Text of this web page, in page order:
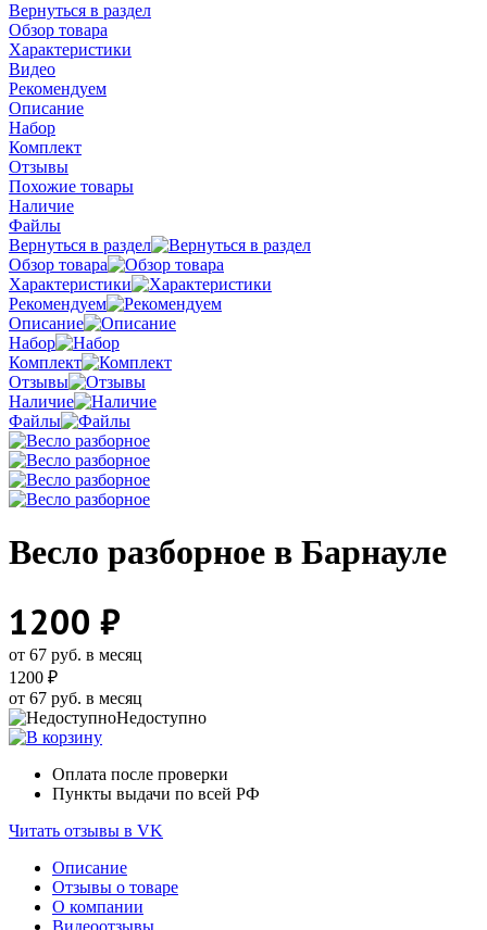
Вернуться в раздел
Обзор товара
Характеристики
Видео
Рекомендуем
Описание
Набор
Комплект
Отзывы
Похожие товары
Наличие
Файлы
Вернуться в раздел
Обзор товара
Характеристики
Рекомендуем
Описание
Набор
Комплект
Отзывы
Наличие
Файлы
Весло разборное в Барнауле
1200 ₽
от 67 руб. в месяц
1200 ₽
от 67 руб. в месяц
Недоступно
Оплата после проверки
Пункты выдачи по всей РФ
Читать отзывы в VK
Описание
Отзывы о товаре
О компании
Видеоотзывы